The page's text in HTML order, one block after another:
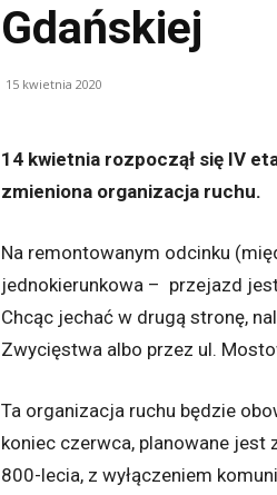
Gdańskiej
15 kwietnia 2020
14 kwietnia rozpoczął się IV
zmieniona organizacja ruchu.
Na remontowanym odcinku
jednokierunkowa – przejazd
Chcąc jechać w drugą stronę,
Zwycięstwa albo przez ul.
Ta organizacja ruchu będzie
koniec czerwca, planowane jest
800-lecia, z wyłączeniem